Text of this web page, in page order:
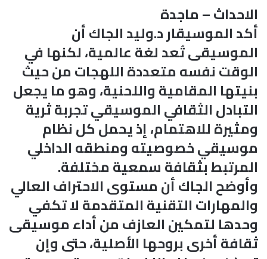
الاحداث – ماجدة
أكد الموسيقار د.وليد الجاك أن
الموسيقى تُعد لغة عالمية، لكنها في
الوقت نفسه متعددة اللهجات من حيث
بنيتها المقامية واللحنية، وهو ما يجعل
التبادل الثقافي الموسيقي تجربة ثرية
ومثيرة للاهتمام، إذ يحمل كل نظام
موسيقي خصوصيته ومنطقه الداخلي
المرتبط بثقافة سمعية مختلفة.
وأوضح الجاك أن مستوى الاحتراف العالي
والمهارات التقنية المتقدمة لا تكفي
وحدها لتمكين العازف من أداء موسيقى
ثقافة أخرى بروحها الأصلية، حتى وإن